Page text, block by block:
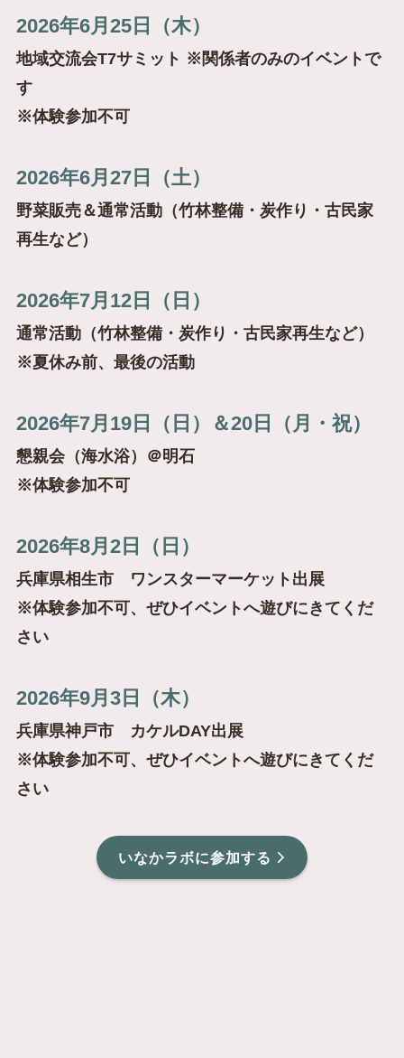
2026年6月25日（木）
地域交流会T7サミット ※関係者のみのイベントで
す
※体験参加不可
2026年6月27日（土）
野菜販売＆通常活動（竹林整備・炭作り・古民家
再生など）
2026年7月12日（日）
通常活動（竹林整備・炭作り・古民家再生など）
※夏休み前、最後の活動
2026年7月19日（日）＆20日（月・祝）
懇親会（海水浴）＠明石
※体験参加不可
2026年8月2日（日）
兵庫県相生市 ワンスターマーケット出展
※体験参加不可、ぜひイベントへ遊びにきてくだ
さい
2026年9月3日（木）
兵庫県神戸市 カケルDAY出展
※体験参加不可、ぜひイベントへ遊びにきてくだ
さい
いなかラボに参加する